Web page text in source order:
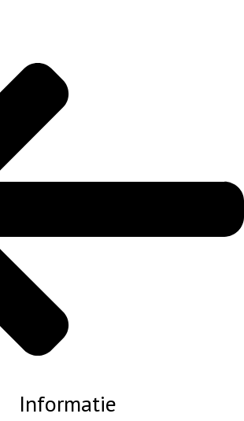
Informatie